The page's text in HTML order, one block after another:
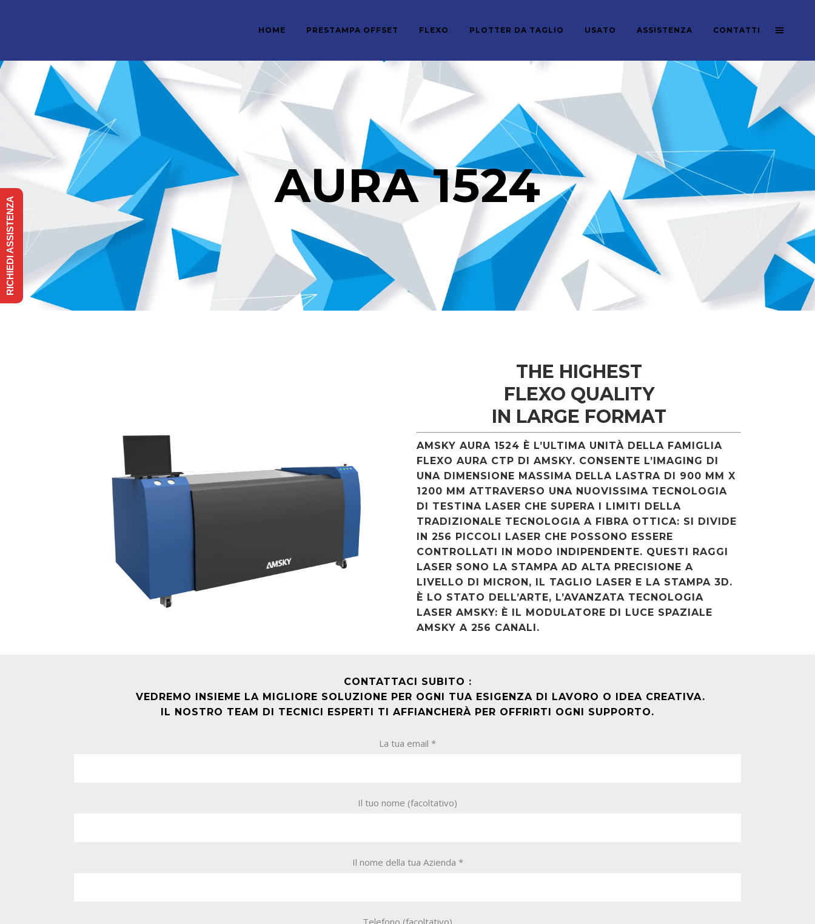
HOME PRESTAMPA OFFSET FLEXO PLOTTER DA TAGLIO USATO ASSISTENZA CONTATTI
AURA 1524
THE HIGHEST
FLEXO QUALITY
IN LARGE FORMAT
AMSKY AURA 1524 È L’ULTIMA UNITÀ DELLA FAMIGLIA
FLEXO AURA CTP DI AMSKY. CONSENTE L’IMAGING DI
UNA DIMENSIONE MASSIMA DELLA LASTRA DI 900 MM X
1200 MM ATTRAVERSO UNA NUOVISSIMA TECNOLOGIA
DI TESTINA LASER CHE SUPERA I LIMITI DELLA
TRADIZIONALE TECNOLOGIA A FIBRA OTTICA: SI DIVIDE
IN 256 PICCOLI LASER CHE POSSONO ESSERE
CONTROLLATI IN MODO INDIPENDENTE. QUESTI RAGGI
LASER SONO LA STAMPA AD ALTA PRECISIONE A
LIVELLO DI MICRON, IL TAGLIO LASER E LA STAMPA 3D.
È LO STATO DELL’ARTE, L’AVANZATA TECNOLOGIA
LASER AMSKY: È IL MODULATORE DI LUCE SPAZIALE
AMSKY A 256 CANALI.
CONTATTACI SUBITO :
VEDREMO INSIEME LA MIGLIORE SOLUZIONE PER OGNI TUA ESIGENZA DI LAVORO O IDEA CREATIVA.
IL NOSTRO TEAM DI TECNICI ESPERTI TI AFFIANCHERÀ PER OFFRIRTI OGNI SUPPORTO.
La tua email *
Il tuo nome (facoltativo)
Il nome della tua Azienda *
Telefono (facoltativo)
RICHIEDI ASSISTENZA